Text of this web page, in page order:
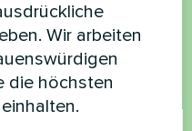
wir werden Ihnen
Wir arbeiten
die höchsten